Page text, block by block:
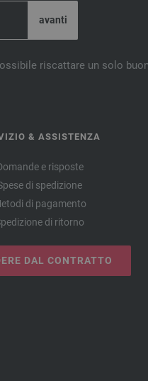
riscattare un solo
& ASSISTENZA
e risposte
di spedizione
di pagamento
di ritorno
DAL CONTRATTO